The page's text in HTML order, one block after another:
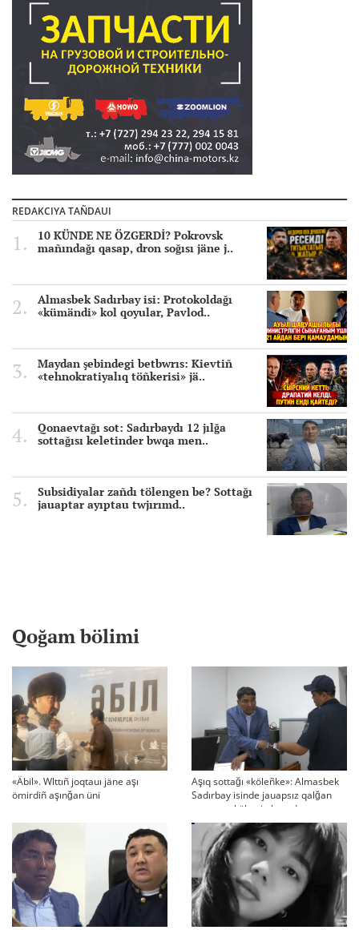
REDAKCIYA TAÑDAUI
10 KÜNDE NE ÖZGERDİ? Pokrovsk
mañındağı qasap, dron soğısı jäne j..
Almasbek Sadırbay isi: Protokoldağı
«kümändi» kol qoyular, Pavlod..
Maydan şebindegi betbwrıs: Kievtiñ
«tehnokratiyalıq töñkerisi» jä..
Qonaevtağı sot: Sadırbaydı 12 jılğa
sottağısı keletinder bwqa men..
Subsidiyalar zañdı tölengen be? Sottağı
jauaptar ayıptau twjırımd..
Qoğam bölimi
«Äbil». Wlttıñ joqtauı jäne aşı
ömirdiñ aşınğan üni
Aşıq sottağı «köleñke»: Almasbek
Sadırbay isinde jauapsız qalğan
swraqtar köbeyip baradı